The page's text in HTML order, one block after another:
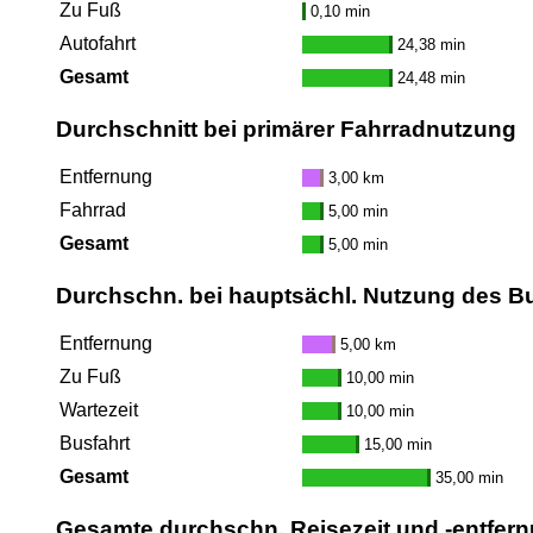
Zu Fuß 0,10 min
Autofahrt 24,38 min
Gesamt 24,48 min
Durchschnitt bei primärer Fahrradnutzung
Entfernung 3,00 km
Fahrrad 5,00 min
Gesamt 5,00 min
Durchschn. bei hauptsächl. Nutzung des
Entfernung 5,00 km
Zu Fuß 10,00 min
Wartezeit 10,00 min
Busfahrt 15,00 min
Gesamt 35,00 min